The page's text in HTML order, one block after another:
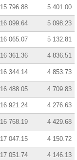
15 796.88 5 401.00
16 099.64 5 098.23
16 065.07 5 132.81
16 361.36 4 836.51
16 344.14 4 853.73
16 488.05 4 709.83
16 921.24 4 276.63
16 768.19 4 429.68
17 047.15 4 150.72
17 051.74 4 146.13